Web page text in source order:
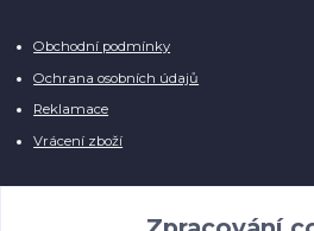
Obchodní podmínky
Ochrana osobních údajů
Reklamace
Vrácení zboží